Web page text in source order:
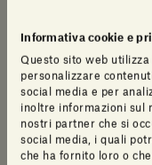
Informativa cookie e
Questo sito web
personalizzare
social media e per
inoltre informazioni sul
nostri partner che si
social media, i quali
che ha fornito loro o
Downloads
Log in to
designed to